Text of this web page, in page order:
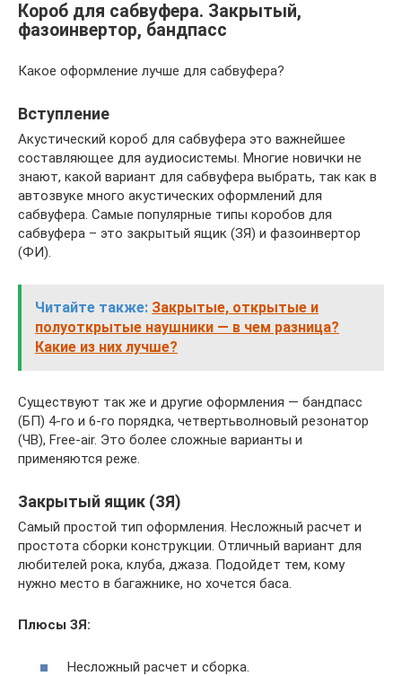
Короб для сабвуфера. Закрытый,
фазоинвертор, бандпасс
Какое оформление лучше для сабвуфера?
Вступление
Акустический короб для сабвуфера это важнейшее
составляющее для аудиосистемы. Многие новички не
знают, какой вариант для сабвуфера выбрать, так как в
автозвуке много акустических оформлений для
сабвуфера. Самые популярные типы коробов для
сабвуфера – это закрытый ящик (ЗЯ) и фазоинвертор
(ФИ).
Читайте также: Закрытые, открытые и
полуоткрытые наушники — в чем разница?
Какие из них лучше?
Существуют так же и другие оформления — бандпасс
(БП) 4-го и 6-го порядка, четвертьволновый резонатор
(ЧВ), Free-air. Это более сложные варианты и
применяются реже.
Закрытый ящик (ЗЯ)
Самый простой тип оформления. Несложный расчет и
простота сборки конструкции. Отличный вариант для
любителей рока, клуба, джаза. Подойдет тем, кому
нужно место в багажнике, но хочется баса.
Плюсы ЗЯ:
Несложный расчет и сборка.